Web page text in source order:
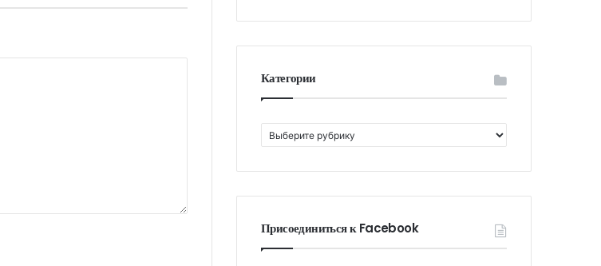
Категории
а
г
р
и
Присоединиться к Facebook